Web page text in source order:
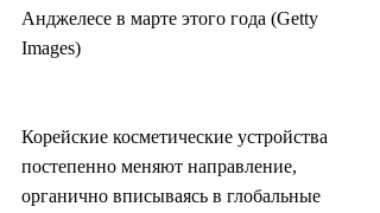
Анджелесе в марте этого года (Getty
Images)
Корейские косметические устройства
постепенно меняют направление,
органично вписываясь в глобальные